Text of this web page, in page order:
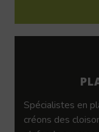
Spécialistes en
créons des